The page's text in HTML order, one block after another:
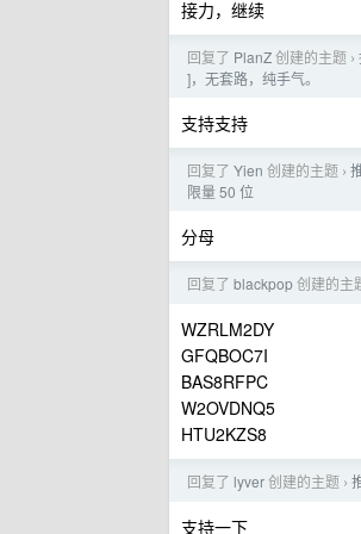
接力，继续
回复了 PlanZ创建的主题 ›
]，无套路，纯手气。
支持支持
回复了 Yien 创建的主题 ›
限量 50 位
分母
回复了 blackpop创建的主
WZRLM2DY
GFQBOC7I
BAS8RFPC
W2OVDNQ5
HTU2KZS8
回复了 lyver创建的主题 ›
支持一下